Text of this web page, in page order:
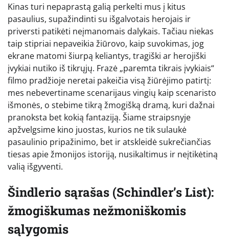
Kinas turi nepaprastą galią perkelti mus į kitus
pasaulius, supažindinti su išgalvotais herojais ir
priversti patikėti neįmanomais dalykais. Tačiau niekas
taip stipriai nepaveikia žiūrovo, kaip suvokimas, jog
ekrane matomi šiurpą keliantys, tragiški ar herojiški
įvykiai nutiko iš tikrųjų. Frazė „paremta tikrais įvykiais“
filmo pradžioje neretai pakeičia visą žiūrėjimo patirtį:
mes nebevertiname scenarijaus vingių kaip scenaristo
išmonės, o stebime tikrą žmogišką dramą, kuri dažnai
pranoksta bet kokią fantaziją. Šiame straipsnyje
apžvelgsime kino juostas, kurios ne tik sulaukė
pasaulinio pripažinimo, bet ir atskleidė sukrečiančias
tiesas apie žmonijos istoriją, nusikaltimus ir neįtikėtiną
valią išgyventi.
Šindlerio sąrašas (Schindler’s List):
žmogiškumas nežmoniškomis
sąlygomis